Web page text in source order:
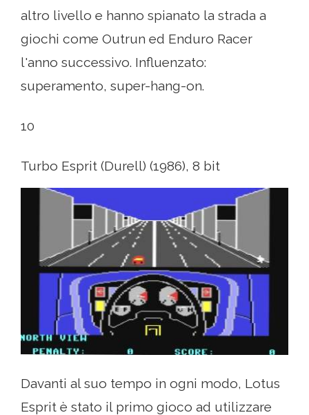
altro livello e hanno spianato la strada a
giochi come Outrun ed Enduro Racer
l'anno successivo. Influenzato:
superamento, super-hang-on.
10
Turbo Esprit (Durell) (1986), 8 bit
Davanti al suo tempo in ogni modo, Lotus
Esprit è stato il primo gioco ad utilizzare